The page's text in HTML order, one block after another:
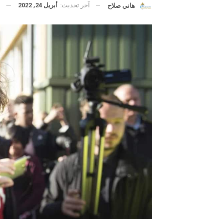
هاني صلاح آخر تحديث: أبريل 24, 2022